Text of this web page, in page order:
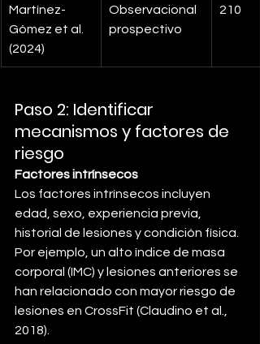
Martínez-
Gómez et al.
(2024)
Observacional
prospectivo
210
Paso 2: Identificar
mecanismos y factores de
riesgo
Factores intrínsecos
Los factores intrínsecos incluyen
edad, sexo, experiencia previa,
historial de lesiones y condición física.
Por ejemplo, un alto índice de masa
corporal (IMC) y lesiones anteriores se
han relacionado con mayor riesgo de
lesiones en CrossFit (Claudino et al.,
2018).